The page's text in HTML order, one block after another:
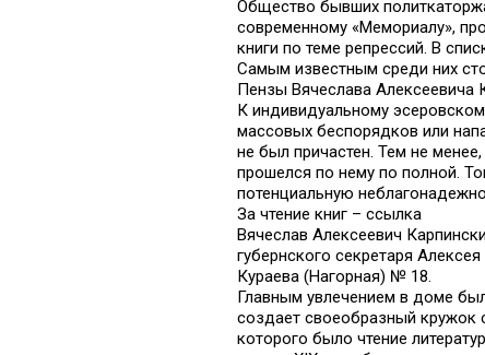
Общество бывших
современному «Мемориалу»,
книги по теме репрессий. В
Самым известным среди них
Пензы Вячеслава Алексеевича
К индивидуальному
массовых беспорядков или
не был причастен. Тем не
прошелся по нему по полной.
потенциальную
За чтение книг – ссылка
Вячеслав Алексеевич
губернского секретаря
Кураева (Нагорная) № 18.
Главным увлечением в доме
создает своеобразный кружок
которого было чтение